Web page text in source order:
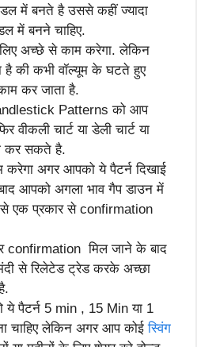
में बनते है उससे कहीं ज्यादा
में बनने चाहिए.
अच्छे से काम करेगा. लेकिन
है की कभी वॉल्यूम के घटते हुए
कर जाता है.
Patterns को आप
वीकली चार्ट या डेली चार्ट या
कर सकते है.
अगर आपको ये पैटर्न दिखाई
आपको अगला भाव गैप डाउन में
एक प्रकार से confirmation
confirmation मिल जाने के बाद
से रिलेटेड ट्रेड करके अच्छा
ये पैटर्न 5 min , 15 Min या 1
चाहिए लेकिन अगर आप कोईस्विंग